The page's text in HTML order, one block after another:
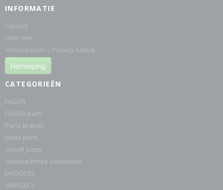
INFORMATIE
Contact
Over ons
Voorwaarden / Privacy beleid
Herroeping
CATEGORIEËN
FAGOR
FAGOR parts
Parts brands
Miele parts
Cissell parts
Wasmachines industrieel
DROGERS
MANGELS